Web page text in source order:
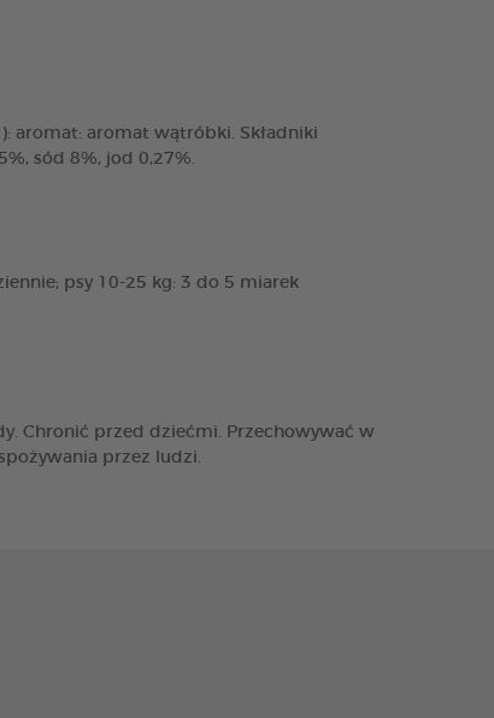
aromat: aromat wątróbki. Składniki
sód 8%, jod 0,27%.
psy 10-25 kg: 3 do 5 miarek
Chronić przed dziećmi. Przechowywać w
przez ludzi.